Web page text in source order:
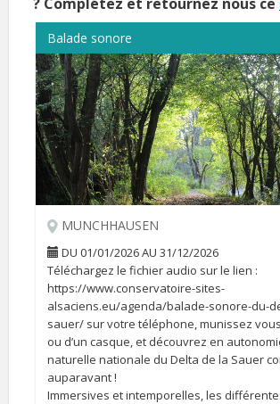
Balade sonore
MUNCHHAUSEN
DU 01/01/2026 AU 31/12/2026
Téléchargez le fichier audio sur le lien :
https://www.conservatoire-sites-
alsaciens.eu/agenda/balade-sonore-du-
sauer/ sur votre téléphone, munissez
ou d’un casque, et découvrez en
naturelle nationale du Delta de la Sauer
auparavant !
Immersives et intemporelles, les